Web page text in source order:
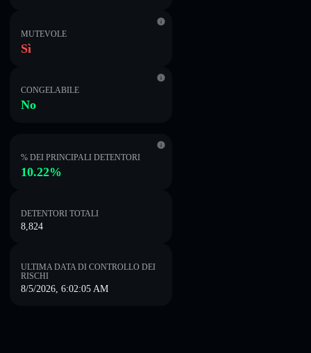
MUTEVOLE
Sì
CONGELABILE
No
% DEI PRINCIPALI DETENTORI
10.22%
DETENTORI TOTALI
8,824
ULTIMA DATA DI CONTROLLO DEI
RISCHI
8/5/2026, 6:02:05 AM